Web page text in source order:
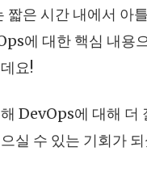
짧은 시간 내에서 아
에 대한 핵심 내용
요!
DevOps에 대해 더
실 수 있는 기회가